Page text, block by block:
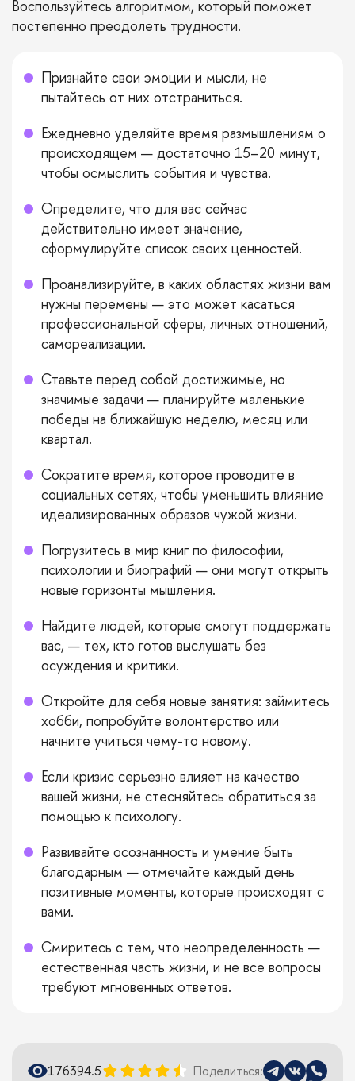
Воспользуйтесь алгоритмом, который поможет
постепенно преодолеть трудности.
Признайте свои эмоции и мысли, не
пытайтесь от них отстраниться.
Ежедневно уделяйте время размышлениям о
происходящем — достаточно 15–20 минут,
чтобы осмыслить события и чувства.
Определите, что для вас сейчас
действительно имеет значение,
сформулируйте список своих ценностей.
Проанализируйте, в каких областях жизни вам
нужны перемены — это может касаться
профессиональной сферы, личных отношений,
самореализации.
Ставьте перед собой достижимые, но
значимые задачи — планируйте маленькие
победы на ближайшую неделю, месяц или
квартал.
Сократите время, которое проводите в
социальных сетях, чтобы уменьшить влияние
идеализированных образов чужой жизни.
Погрузитесь в мир книг по философии,
психологии и биографий — они могут открыть
новые горизонты мышления.
Найдите людей, которые смогут поддержать
вас, — тех, кто готов выслушать без
осуждения и критики.
Откройте для себя новые занятия: займитесь
хобби, попробуйте волонтерство или
начните учиться чему-то новому.
Если кризис серьезно влияет на качество
вашей жизни, не стесняйтесь обратиться за
помощью к психологу.
Развивайте осознанность и умение быть
благодарным — отмечайте каждый день
позитивные моменты, которые происходят с
вами.
Смиритесь с тем, что неопределенность —
естественная часть жизни, и не все вопросы
требуют мгновенных ответов.
176394.5 Поделиться: